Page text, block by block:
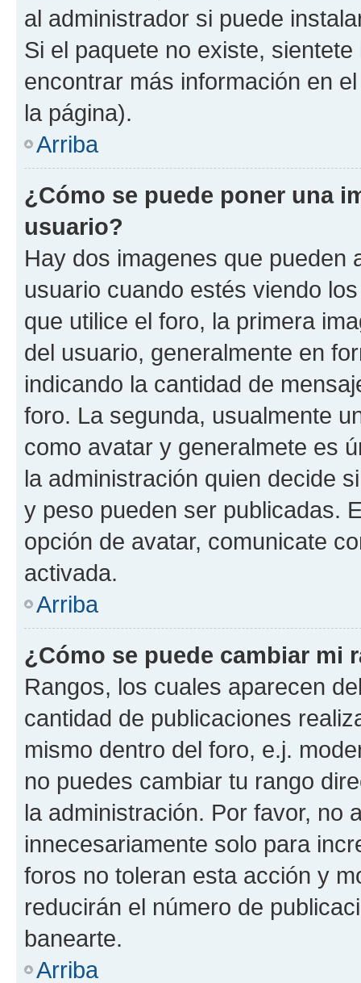
al administrador si puede
Si el paquete no existe,
encontrar más información en
la página).
Arriba
¿Cómo se puede poner una
usuario?
Hay dos imagenes que pueden
usuario cuando estés viendo
que utilice el foro, la primera
del usuario, generalmente en
indicando la cantidad de
foro. La segunda, usualmente
como avatar y generalmete es
la administración quien decide
y peso pueden ser publicadas.
opción de avatar, comunicate
activada.
Arriba
¿Cómo se puede cambiar mi
Rangos, los cuales aparecen
cantidad de publicaciones
mismo dentro del foro, e.j.
no puedes cambiar tu rango
la administración. Por favor, no
innecesariamente solo para
foros no toleran esta acción y
reducirán el número de
banearte.
Arriba